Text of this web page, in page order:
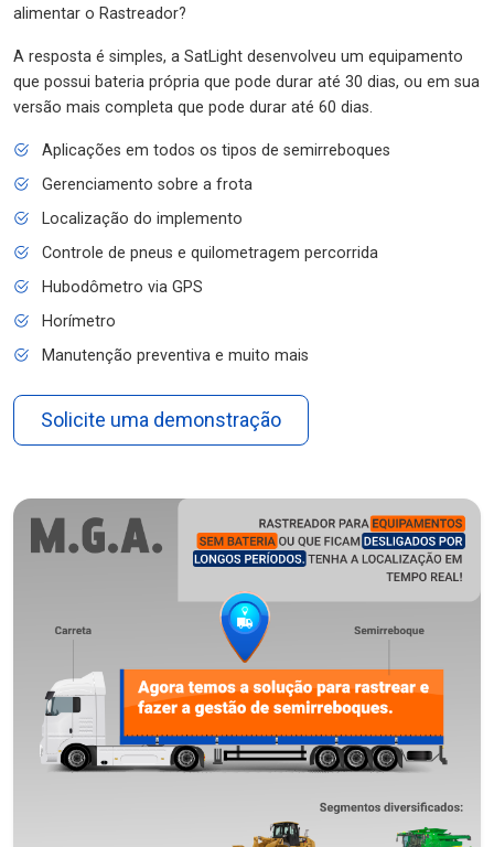
alimentar o Rastreador?
A resposta é simples, a SatLight desenvolveu um equipamento
que possui bateria própria que pode durar até 30 dias, ou em sua
versão mais completa que pode durar até 60 dias.
Aplicações em todos os tipos de semirreboques
Gerenciamento sobre a frota
Localização do implemento
Controle de pneus e quilometragem percorrida
Hubodômetro via GPS
Horímetro
Manutenção preventiva e muito mais
Solicite uma demonstração